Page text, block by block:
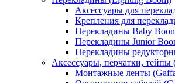
Аксессуары для
Крепления для
Перекладины Baby
Перекладины Junior
Перекладины
Аксессуары, перчатки, тейпы
Монтажные ленты